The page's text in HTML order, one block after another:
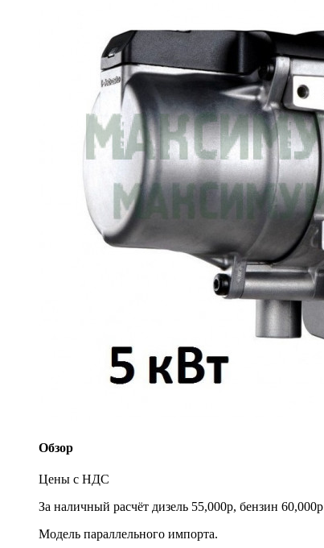
Обзор
Цены с НДС
За наличный расчёт дизель 55,000р, бензин 60,000р
Модель параллельного импорта.